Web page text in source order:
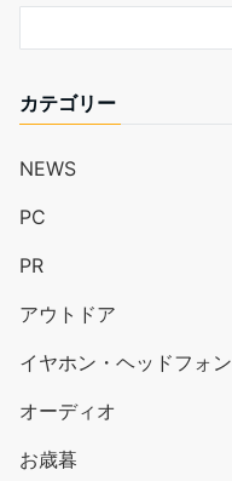
カテゴリー
NEWS
PC
PR
アウトドア
イヤホン・ヘッドフォン
オーディオ
お歳暮